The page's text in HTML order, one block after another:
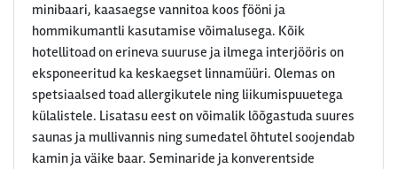
minibaari, kaasaegse vannitoa koos fööni ja
hommikumantli kasutamise võimalusega. Kõik
hotellitoad on erineva suuruse ja ilmega interjööris on
eksponeeritud ka keskaegset linnamüüri. Olemas on
spetsiaalsed toad allergikutele ning liikumispuuetega
külalistele. Lisatasu eest on võimalik lõõgastuda suures
saunas ja mullivannis ning sumedatel õhtutel soojendab
kamin ja väike baar. Seminaride ja konverentside